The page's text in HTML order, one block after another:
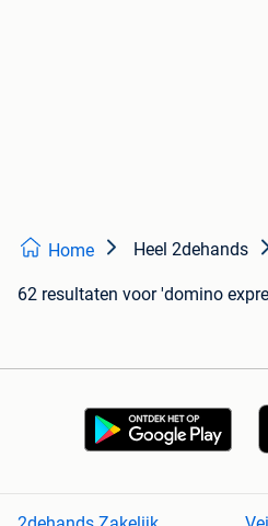
Home Heel 2dehands
62 resultaten voor 'domino